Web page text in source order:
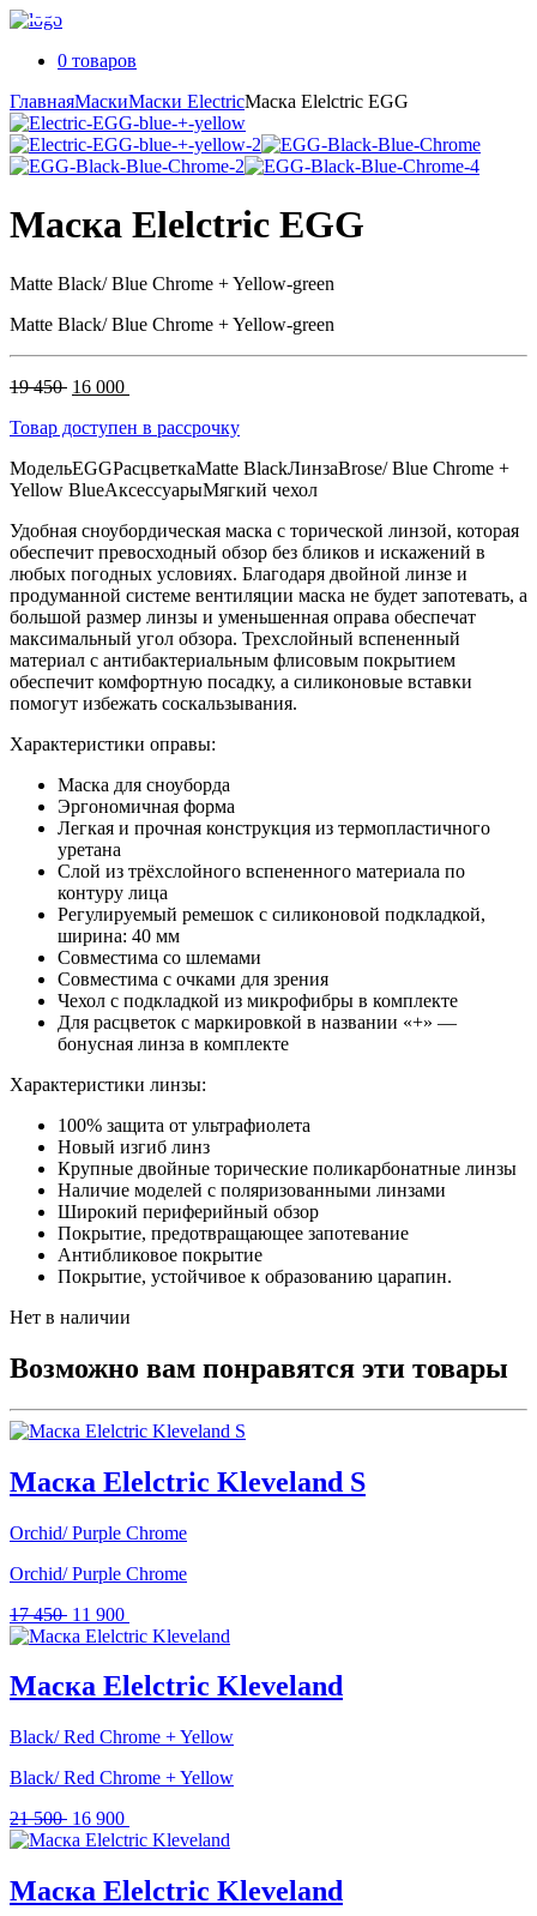
0 товаров
ГлавнаяМаскиМаски ElectricМаска Elelctric EGG
Маска Elelctric EGG
Matte Black/ Blue Chrome + Yellow-green
Matte Black/ Blue Chrome + Yellow-green
19 450 Первоначальная
составляла
450 .
16 000
16
Товар доступен в рассрочку
МодельEGGРасцветкаMatte BlackЛинзаBrose/ Blue Chrome +
Yellow BlueАксессуарыМягкий чехол
Удобная сноубордическая маска с торической линзой, которая
обеспечит превосходный обзор без бликов и искажений в
любых погодных условиях. Благодаря двойной линзе и
продуманной системе вентиляции маска не будет запотевать, а
большой размер линзы и уменьшенная оправа обеспечат
максимальный угол обзора. Трехслойный вспененный
материал с антибактериальным флисовым покрытием
обеспечит комфортную посадку, а силиконовые вставки
помогут избежать соскальзывания.
Характеристики оправы:
Маска для сноуборда
Эргономичная форма
Легкая и прочная конструкция из термопластичного
уретана
Слой из трёхслойного вспененного материала по
контуру лица
Регулируемый ремешок с силиконовой подкладкой,
ширина: 40 мм
Совместима со шлемами
Совместима с очками для зрения
Чехол с подкладкой из микрофибры в комплекте
Для расцветок с маркировкой в названии «+» —
бонусная линза в комплекте
Характеристики линзы:
100% защита от ультрафиолета
Новый изгиб линз
Крупные двойные торические поликарбонатные линзы
Наличие моделей с поляризованными линзами
Широкий периферийный обзор
Покрытие, предотвращающее запотевание
Антибликовое покрытие
Покрытие, устойчивое к образованию царапин.
Нет в наличии
Возможно вам понравятся эти товары
Маска Elelctric Kleveland S
Orchid/ Purple Chrome
Orchid/ Purple Chrome
17 450 Первоначальная
цена
17
450 .
11 900
цена:
900 .
Маска Elelctric Kleveland
Black/ Red Chrome + Yellow
Black/ Red Chrome + Yellow
21 500 Первоначальная
цена
500 .
16 900
цена:
900 .
Маска Elelctric Kleveland